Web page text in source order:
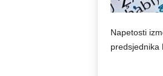
Napetosti
predsjednika